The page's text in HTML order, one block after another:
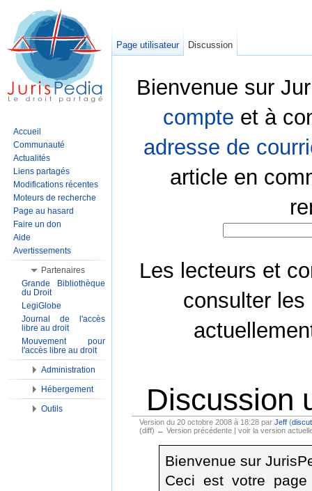
Bienvenue sur
compte et à
adresse de
article en
Les lecteurs et
consulter les
Discussion
Version du 20 octobre 2008 à 18:28 par Jeff (
(diff) ← Version précédente | voir la version
Bienvenue sur
Ceci est votre
Page utilisateur Discussion
Accueil
Communauté
Actualités
Liens partagés
Modifications récentes
Moteurs de recherche
Page au hasard
Faire un don
Aide
Avertissements
Partenaires
Grande Bibliothèque
du Droit
LegiGlobe
Journal de l'accès
libre au droit
Mouvement pour
l'accès libre au droit
Administration
Hébergement
Outils